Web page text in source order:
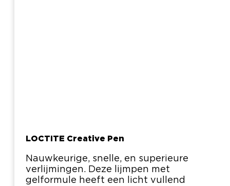
LOCTITE Creative Pen
Nauwkeurige, snelle, en superieure
verlijmingen. Deze lijmpen met
gelformule heeft een licht vullend